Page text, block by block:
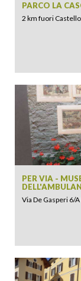
PARCO LA
2 km fuori
PER VIA -
Via De Gasperi 6/